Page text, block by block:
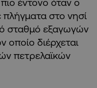
στο νησί
σταθμό εξαγωγών
οποίο διέρχεται
πετρελαϊκών